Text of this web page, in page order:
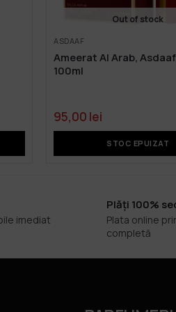
Out of stock
ASDAAF
Ameerat Al Arab,
100ml
95,00 lei
STOC EPUIZAT
imediat
Plăți 100%
Plata online
completă